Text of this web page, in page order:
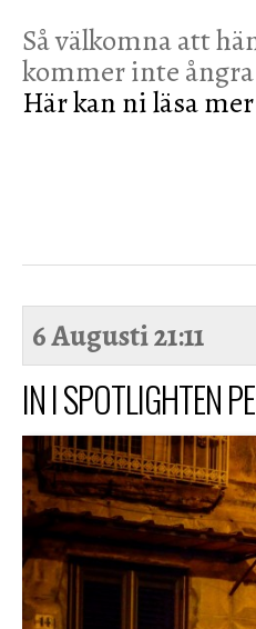
Så välkomna att
kommer inte ångra
Här kan ni läsa
6 Augusti21:11
IN I SPOTLIGHTEN